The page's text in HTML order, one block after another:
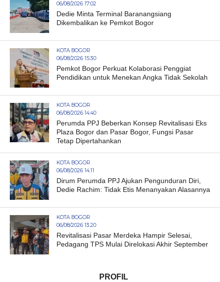
06/08/2026 17:02
Dedie Minta Terminal Baranangsiang
Dikembalikan ke Pemkot Bogor
KOTA BOGOR
06/08/2026 15:30
Pemkot Bogor Perkuat Kolaborasi Penggiat
Pendidikan untuk Menekan Angka Tidak Sekolah
KOTA BOGOR
06/08/2026 14:40
Perumda PPJ Beberkan Konsep Revitalisasi Eks
Plaza Bogor dan Pasar Bogor, Fungsi Pasar
Tetap Dipertahankan
KOTA BOGOR
06/08/2026 14:11
Dirum Perumda PPJ Ajukan Pengunduran Diri,
Dedie Rachim: Tidak Etis Menanyakan Alasannya
KOTA BOGOR
06/08/2026 13:20
Revitalisasi Pasar Merdeka Hampir Selesai,
Pedagang TPS Mulai Direlokasi Akhir September
PROFIL